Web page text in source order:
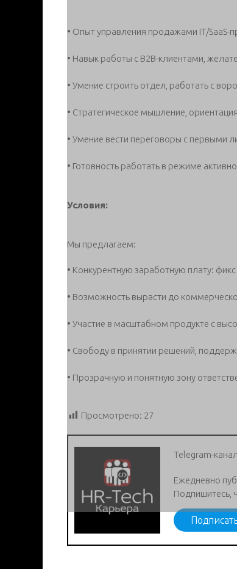
• Опыт управления продажами IT/SaaS-
• Навык работы с B2B-клиентами,
• Умение строить отдел, работать с
• Стратегическое мышление,
• Умение вести переговоры с первыми
• Готовность работать в режиме
Условия:
Мы предлагаем:
• Конкурентную заработную плату:
• Возможность вырасти до
• Участие в масштабном продукте с
• Свободу в принятии решений,
• Прозрачную и понятную зону
Просмотрено: 27
Telegram-канал
Ежедневно
Подпишитесь,